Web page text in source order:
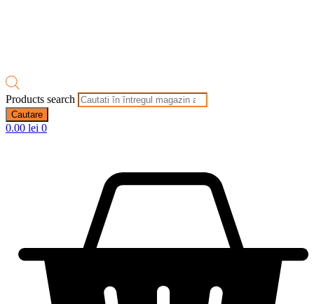
Products search
Cautare
0.00 lei 0